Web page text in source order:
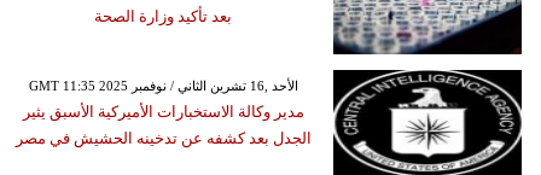
بعد تأكيد وزارة الصحة
GMT 11:35 2025 الأحد ,16 تشرين الثاني / نوفمبر
مدير وكالة الاستخبارات الأميركية الأسبق يثير
الجدل بعد كشفه عن تدخينه الحشيش في مصر